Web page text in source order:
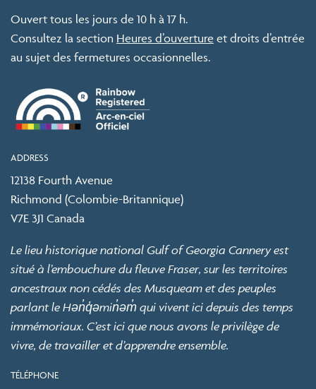
Ouvert tous les jours de 10 h à 17 h.
Consultez la section Heures d’ouverture et droits d’entrée
au sujet des fermetures occasionnelles.
ADDRESS
12138 Fourth Avenue
Richmond (Colombie-Britannique)
V7E 3J1 Canada
Le lieu historique national Gulf of Georgia Cannery est
situé à l’embouchure du fleuve Fraser, sur les territoires
ancestraux non cédés des Musqueam et des peuples
parlant le Hən̓q̓əmin̓əm̓ qui vivent ici depuis des temps
immémoriaux. C’est ici que nous avons le privilège de
vivre, de travailler et d’apprendre ensemble.
TÉLÉPHONE